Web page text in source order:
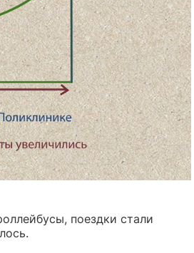
поездки стали